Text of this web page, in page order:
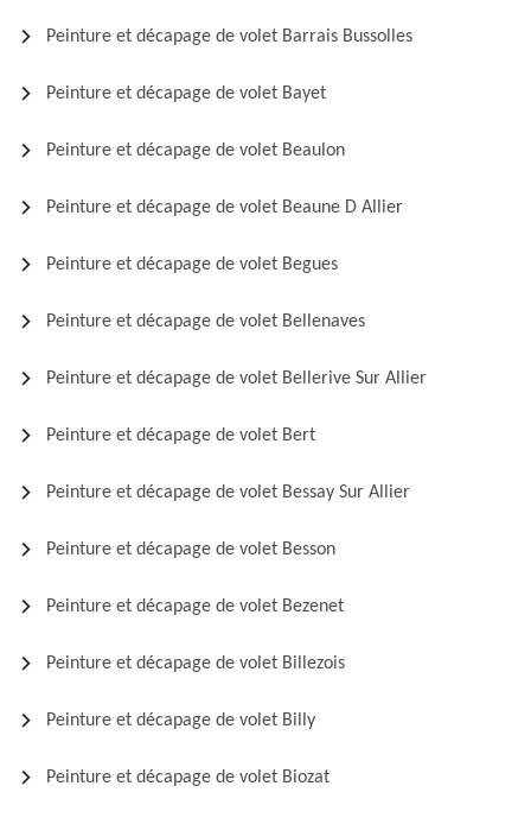
Peinture et décapage de volet Barrais Bussolles
Peinture et décapage de volet Bayet
Peinture et décapage de volet Beaulon
Peinture et décapage de volet Beaune D Allier
Peinture et décapage de volet Begues
Peinture et décapage de volet Bellenaves
Peinture et décapage de volet Bellerive Sur Allier
Peinture et décapage de volet Bert
Peinture et décapage de volet Bessay Sur Allier
Peinture et décapage de volet Besson
Peinture et décapage de volet Bezenet
Peinture et décapage de volet Billezois
Peinture et décapage de volet Billy
Peinture et décapage de volet Biozat